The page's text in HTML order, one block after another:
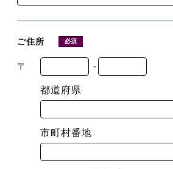
ご住所 必須
〒 -
都道府県
市町村番地